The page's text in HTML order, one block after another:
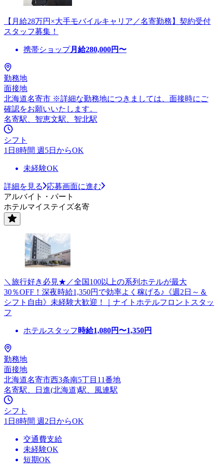
【月給28万円×大手モバイルキャリア／名寄勤務】契約受付
スタッフ募集！
携帯ショップ月給280,000円〜
勤務地
面接地
北海道名寄市 ※詳細な勤務地につきましては、面接時にご
確認をお願いいたします。
名寄駅、智恵文駅、智北駅
シフト
1日8時間 週5日からOK
未経験OK
詳細を見る
応募画面に進む
アルバイト・パート
ホテルマイステイズ名寄
＼旅行好き必見★／全国100以上の系列ホテルが最大
30％OFF！深夜時給1,350円で効率よく稼げる♪《週2日～＆
シフト自由》未経験大歓迎！｜ナイトホテルフロントスタッ
フ
ホテルスタッフ 時給1,080円〜1,350円
勤務地
面接地
北海道名寄市西3条南5丁目11番地
名寄駅、日進(北海道)駅、風連駅
シフト
1日8時間 週2日からOK
交通費支給
未経験OK
短期OK